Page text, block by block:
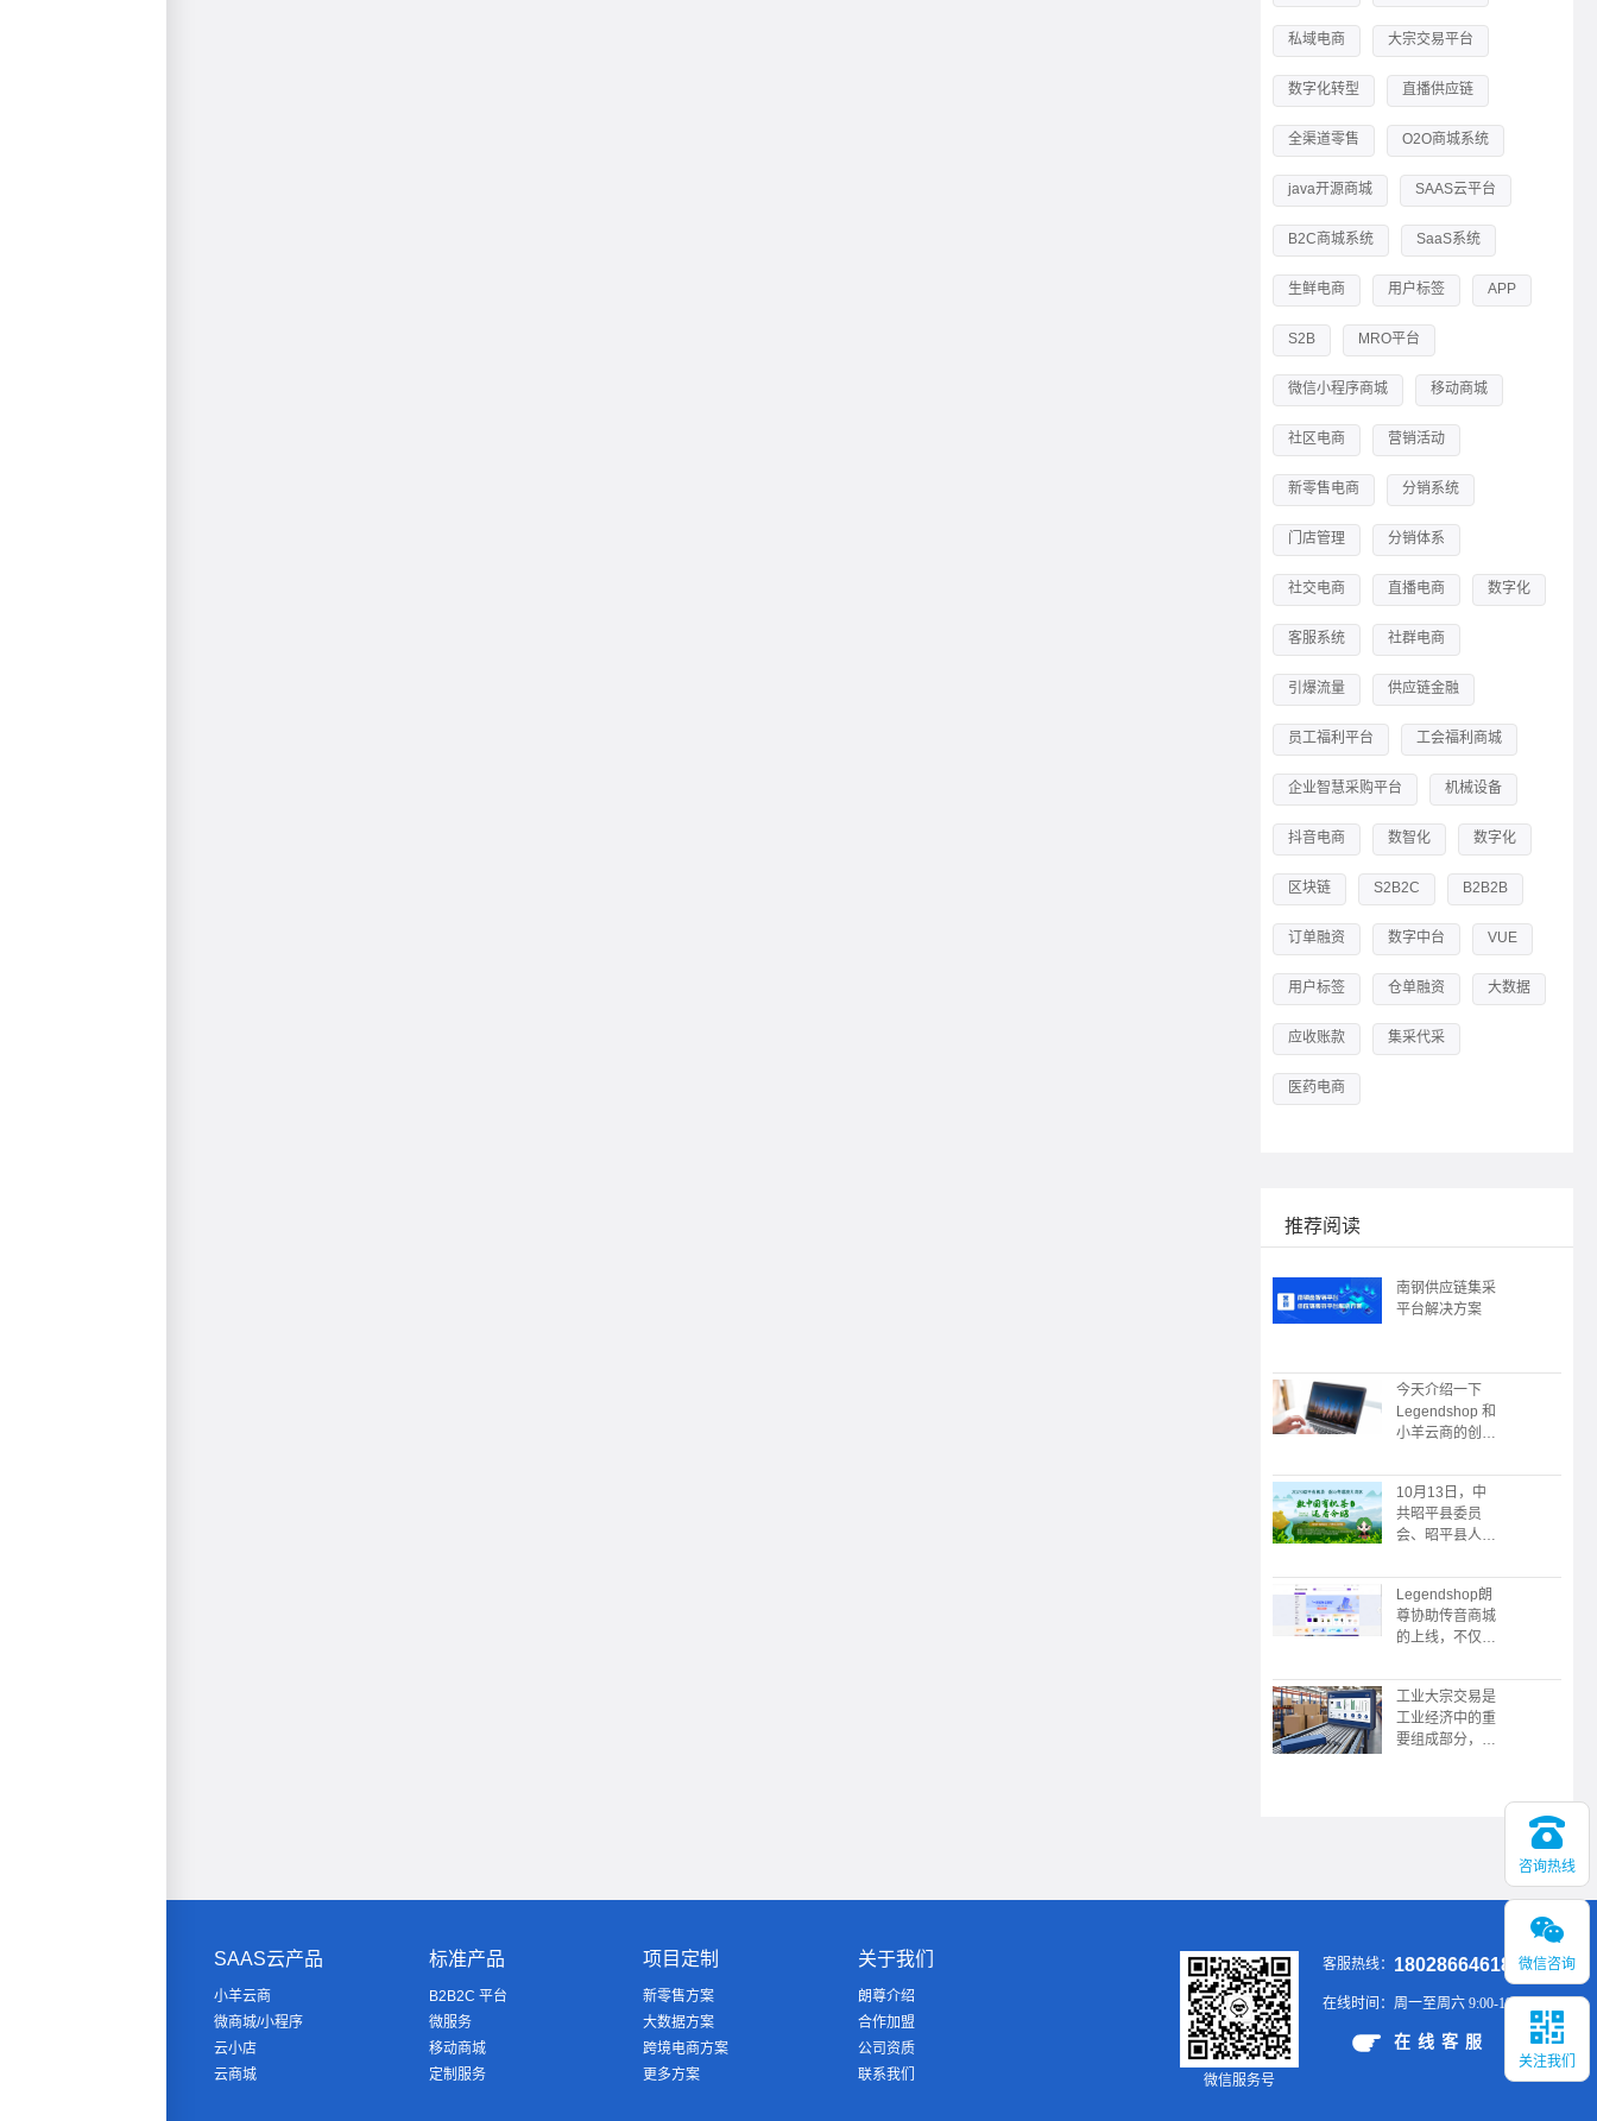
私域电商 大宗交易平台
数字化转型 直播供应链
全渠道零售 O2O商城系统
java开源商城 SAAS云平台
B2C商城系统 SaaS系统
生鲜电商 用户标签 APP
S2B MRO平台
微信小程序商城 移动商城
社区电商 营销活动
新零售电商 分销系统
门店管理 分销体系
社交电商 直播电商 数字化
客服系统 社群电商
引爆流量 供应链金融
员工福利平台 工会福利商城
企业智慧采购平台 机械设备
抖音电商 数智化 数字化
区块链 S2B2C B2B2B
订单融资 数字中台 VUE
用户标签 仓单融资 大数据
应收账款 集采代采
医药电商
推荐阅读
南钢供应链集采
平台解决方案
今天介绍一下
Legendshop 和
小羊云商的创始
10月13日，中
共昭平县委员
会、昭平县人民
朗尊软件科技有
限公司协助，广
东广播电视台触
电传媒协协办的
茶 还看今昭”
2023昭平有机
茶，香沁粤港澳
大湾区推介会在
Legendshop朗
尊协助传音商城
的上线，不仅是
转型的典范，更
展现了传音“深
耕本地化，敢为
全球先”的战略
工业大宗交易是
工业经济中的重
要组成部分，涉
用，企业可以在
大宗交易中实现
稳定的供应和销
争力。
SAAS云产品
小羊云商
微商城/小程序
云小店
云商城
标准产品
B2B2C 平台
微服务
移动商城
定制服务
项目定制
新零售方案
大数据方案
跨境电商方案
更多方案
关于我们
朗尊介绍
合作加盟
公司资质
联系我们
客服热线： 18028664618
在线时间：周一至周六 9:00-19:00
在线客服
微信服务号
咨询热线
微信咨询
关注我们